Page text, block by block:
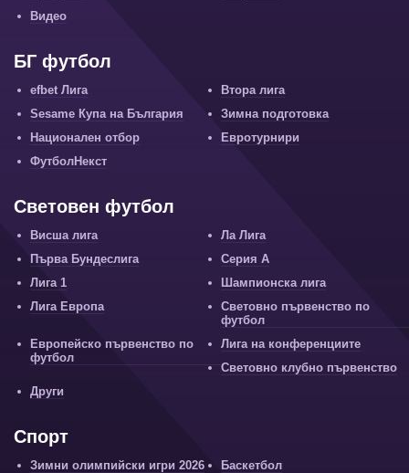
Видео
БГ футбол
efbet Лига
Втора лига
Sesame Купа на България
Зимна подготовка
Национален отбор
Евротурнири
ФутболНекст
Световен футбол
Висша лига
Ла Лига
Първа Бундеслига
Серия А
Лига 1
Шампионска лига
Лига Европа
Световно първенство по
футбол
Европейско първенство по
футбол
Лига на конференциите
Световно клубно първенство
Други
Спорт
Зимни олимпийски игри 2026
Баскетбол